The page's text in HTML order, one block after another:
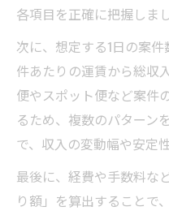
各項目を正確に把握しま
次に、想定する1日の案
件あたりの運賃から総収
便やスポット便など案件
るため、複数のパターン
で、収入の変動幅や安定
最後に、経費や手数料な
り額」を算出することで